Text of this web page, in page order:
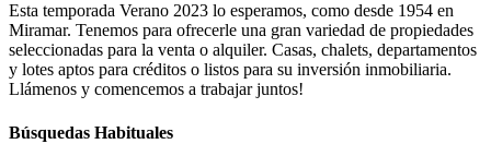
Esta temporada Verano 2023 lo esperamos, como desde 1954 en
Miramar. Tenemos para ofrecerle una gran variedad de propiedades
seleccionadas para la venta o alquiler. Casas, chalets, departamentos
y lotes aptos para créditos o listos para su inversión inmobiliaria.
Llámenos y comencemos a trabajar juntos!
Búsquedas Habituales